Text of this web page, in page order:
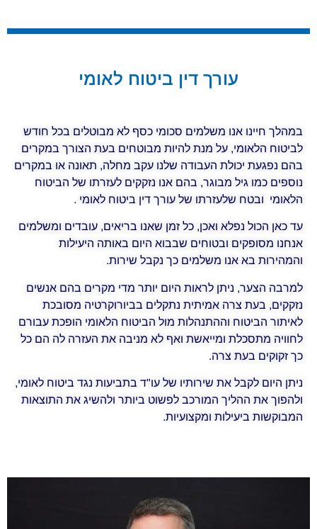
עורך דין ביטוח לאומי
במהלך חיינו אנו משלמים סכומי כסף לא מבוטלים בכל חודש
לביטוח הלאומי, על מנת להיות מבוטחים בעת הצורך במקרים
בהם נפגעת יכולת העבודה שלנו עקב מחלה, תאונה או במקרים
נוספים כמו גיל מבוגר, בהם אנו נזקקים לעזרתו של הביטוח
הלאומי ובטח שלעזרתו של עורך דין ביטוח לאומי .
עד כאן הכול נפלא ואכן, כל זמן שאנו בריאים, עובדים ומשלמים
אנחנו מסופקים ובטוחים שבבוא היום באותה היעילות
והמהירות בא אנו משלמים כך נקבל שירות.
למרבה הצער, ניתן לראות היום יותר מדי מקרים בהם אנשים
נזקקים, בעת צרה אמיתית נתקלים בביורוקרטיה מסובכת
לאיתור הביטוח וההתנהלות מול הביטוח הלאומי הופכת עבורם
לחוויה מתסכלת ומייאשת ואף לא מניבה את העזרה לה הם כל
כך זקוקים בעת צרה.
ניתן היום לקבל את שירותיו של עו"ד בתביעות נגד ביטוח לאומי,
ולהפוך את ההליך המורכב לפשוט ביותר ולהשיג את התוצאות
המבוקשות ביעילות ומקצועיות.